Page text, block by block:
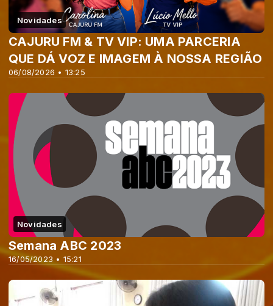
Novidades
06/08/2026 • 13:25
CAJURU FM & TV VIP: UMA PARCERIA
QUE DÁ VOZ E IMAGEM À NOSSA REGIÃO
Novidades
16/05/2023 • 15:21
Semana ABC 2023